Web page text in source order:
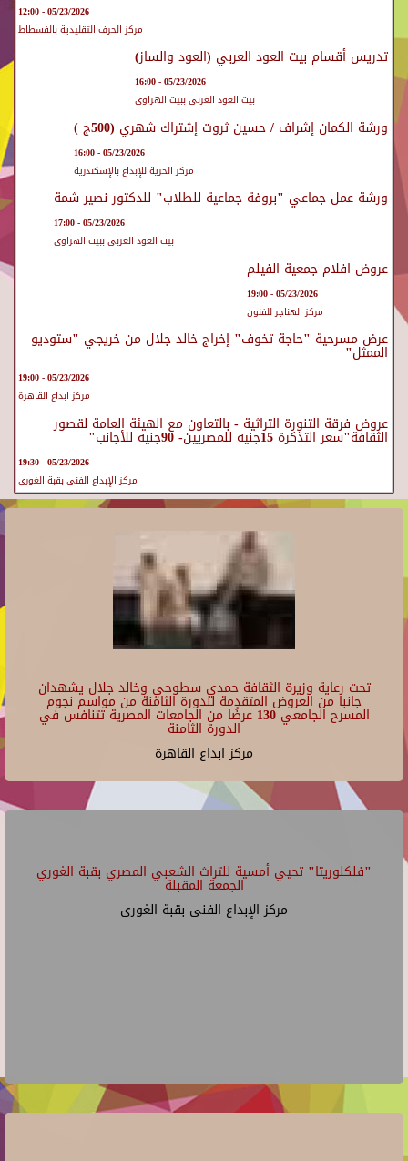
05/23/2026 - 12:00
مركز الحرف التقليدية بالفسطاط
تدريس أقسام بيت العود العربي (العود والساز)
05/23/2026 - 16:00
بيت العود العربى ببيت الهراوى
ورشة الكمان إشراف / حسين ثروت إشتراك شهري (500ج )
05/23/2026 - 16:00
مركز الحرية للإبداع بالإسكندرية
ورشة عمل جماعي "بروفة جماعية للطلاب" للدكتور نصير شمة
05/23/2026 - 17:00
بيت العود العربى ببيت الهراوى
عروض افلام جمعية الفيلم
05/23/2026 - 19:00
مركز الهناجر للفنون
عرض مسرحية "حاجة تخوف" إخراج خالد جلال من خريجي "ستوديو
الممثل"
05/23/2026 - 19:00
مركز ابداع القاهرة
عروض فرقة التنورة التراثية - بالتعاون مع الهيئة العامة لقصور
الثقافة"سعر التذكرة 15جنيه للمصريين- 90جنيه للأجانب"
05/23/2026 - 19:30
مركز الإبداع الفنى بقبة الغورى
تحت رعاية وزيرة الثقافة حمدي سطوحي وخالد جلال يشهدان
جانبا من العروض المتقدمة للدورة الثامنة من مواسم نجوم
المسرح الجامعي 130 عرضًا من الجامعات المصرية تتنافس في
الدورة الثامنة
مركز ابداع القاهرة
"فلكلوريتا" تحيي أمسية للتراث الشعبي المصري بقبة الغوري
الجمعة المقبلة
مركز الإبداع الفنى بقبة الغورى